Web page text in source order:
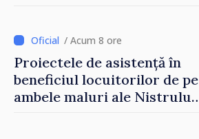
/ Acum 8 ore
Proiectele de asistență în
beneficiul locuitorilor de pe
ambele maluri ale Nistrului